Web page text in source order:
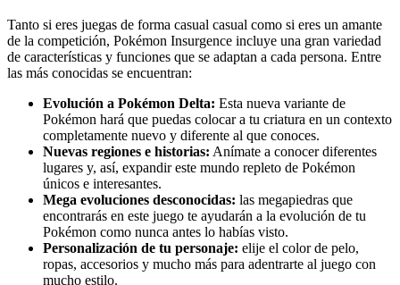
Tanto si eres juegas de forma casual casual como si eres un amante
de la competición, Pokémon Insurgence incluye una gran variedad
de características y funciones que se adaptan a cada persona. Entre
las más conocidas se encuentran:
Evolución a Pokémon Delta: Esta nueva variante de
Pokémon hará que puedas colocar a tu criatura en un contexto
completamente nuevo y diferente al que conoces.
Nuevas regiones e historias: Anímate a conocer diferentes
lugares y, así, expandir este mundo repleto de Pokémon
únicos e interesantes.
Mega evoluciones desconocidas: las megapiedras que
encontrarás en este juego te ayudarán a la evolución de tu
Pokémon como nunca antes lo habías visto.
Personalización de tu personaje: elije el color de pelo,
ropas, accesorios y mucho más para adentrarte al juego con
mucho estilo.